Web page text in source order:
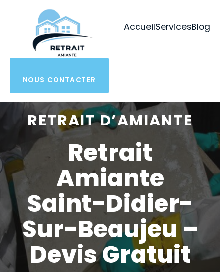
AccueilServicesBlog
NOUS CONTACTER
RETRAIT D’AMIANTE
Retrait
Amiante
Saint-Didier-
Sur-Beaujeu –
Devis Gratuit